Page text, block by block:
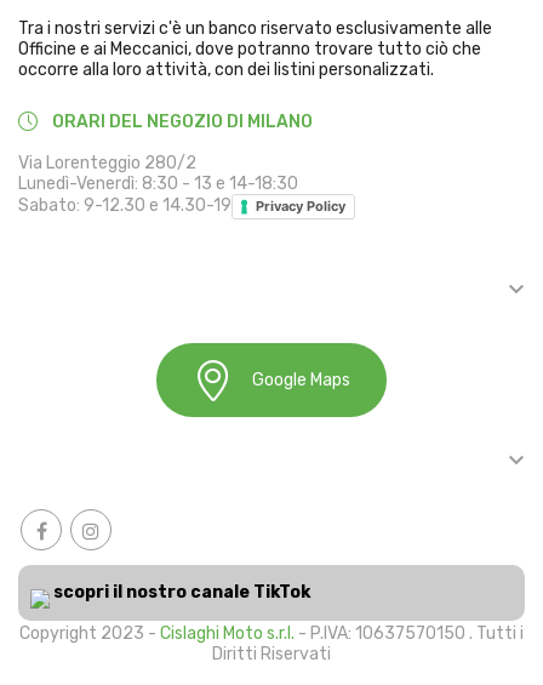
Tra i nostri servizi c'è un banco riservato esclusivamente alle
Officine e ai Meccanici, dove potranno trovare tutto ciò che
occorre alla loro attività, con dei listini personalizzati.
ORARI DEL NEGOZIO DI MILANO
Via Lorenteggio 280/2
Lunedì-Venerdì: 8:30 - 13 e 14-18:30
Sabato: 9-12.30 e 14.30-19
Privacy Policy

Google Maps

scopri il nostro canale TikTok
Copyright 2023 - Cislaghi Moto s.r.l. - P.IVA: 10637570150 . Tutti i
Diritti Riservati